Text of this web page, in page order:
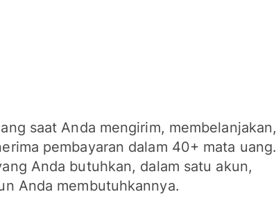
saat Anda mengirim, membelanjakan,
pembayaran dalam 40+ mata uang.
Anda butuhkan, dalam satu akun,
Anda membutuhkannya.